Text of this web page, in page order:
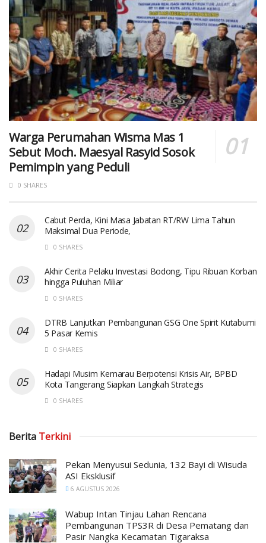
Warga Perumahan Wisma Mas 1
Sebut Moch. Maesyal Rasyid Sosok
Pemimpin yang Peduli
0 SHARES
Cabut Perda, Kini Masa Jabatan RT/RW Lima Tahun
Maksimal Dua Periode,
0 SHARES
Akhir Cerita Pelaku Investasi Bodong, Tipu Ribuan Korban
hingga Puluhan Miliar
0 SHARES
DTRB Lanjutkan Pembangunan GSG One Spirit Kutabumi
5 Pasar Kemis
0 SHARES
Hadapi Musim Kemarau Berpotensi Krisis Air, BPBD
Kota Tangerang Siapkan Langkah Strategis
0 SHARES
Berita Terkini
Pekan Menyusui Sedunia, 132 Bayi di Wisuda
ASI Eksklusif
6 AGUSTUS 2026
Wabup Intan Tinjau Lahan Rencana
Pembangunan TPS3R di Desa Pematang dan
Pasir Nangka Kecamatan Tigaraksa